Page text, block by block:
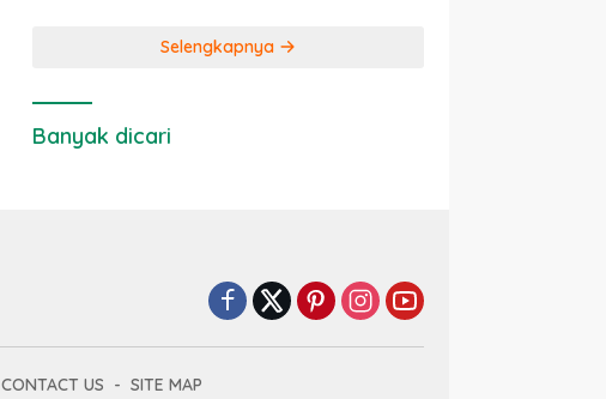
Selengkapnya
Banyak dicari
CONTACT US SITE MAP